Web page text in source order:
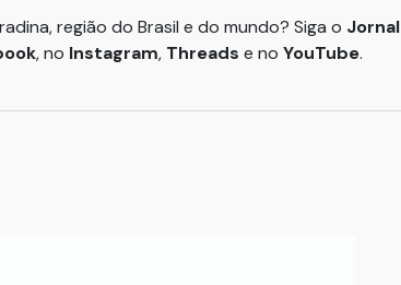
região do Brasil e do mundo? Siga o Jornal
, no Instagram, Threads e no YouTube.